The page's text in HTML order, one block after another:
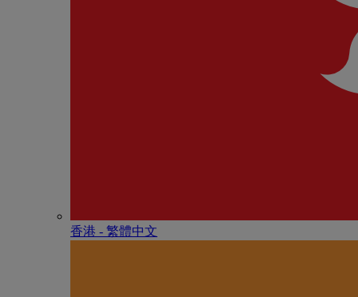
香港 - 繁體中文